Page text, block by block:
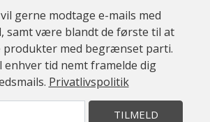
gerne modtage e-mails med
samt være blandt de første til at
produkter med begrænset parti.
enhver tid nemt framelde dig
Privatlivspolitik
TILMELD